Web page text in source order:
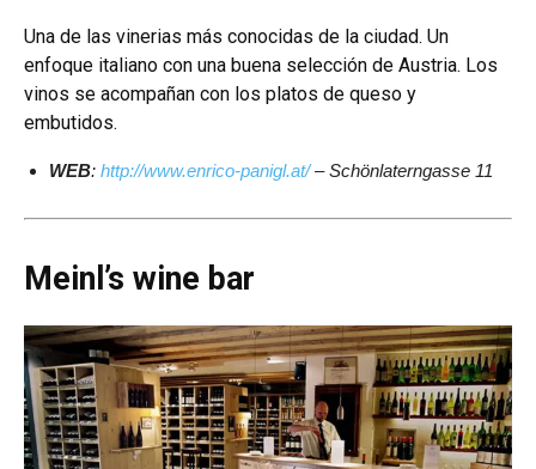
Una de las vinerias más conocidas de la ciudad. Un
enfoque italiano con una buena selección de Austria. Los
vinos se acompañan con los platos de queso y
embutidos.
WEB: http://www.enrico-panigl.at/– Schönlaterngasse 11
Meinl’s wine bar